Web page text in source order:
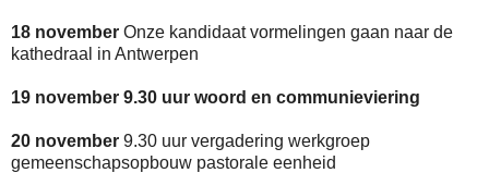
18 november Onze kandidaat vormelingen gaan naar de
kathedraal in Antwerpen
19 november 9.30 uur woord en communieviering
20 november 9.30 uur vergadering werkgroep
gemeenschapsopbouw pastorale eenheid